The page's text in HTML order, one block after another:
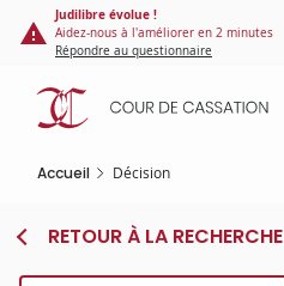
Panneau de gestion des cookies
contenu
principal
Judilibre évolue !
Aidez-nous à l'améliorer en 2 minutes
Répondre au questionnaire
Accueil Décision
RETOUR À LA RECHERCHE